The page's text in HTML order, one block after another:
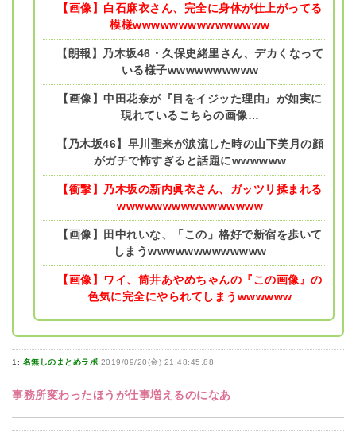
【画像】白石麻衣さん、完全に身体が仕上がってる
模様wwwwwwwwwwwwwww
【朗報】乃木坂46・久保史緒里さん、デカくなって
いる様子wwwwwwwwww
【画像】中田花奈が『目をイジッた理由』が如実に
現れているこちらの画像…
【乃木坂46】早川聖来が涙流した時の山下美月の顔
がガチで怖すぎると話題にwwwwww
【衝撃】乃木坂の新内眞衣さん、ガッツリ揉まれる
wwwwwwwwwwwwwwww
【画像】田中れいな、「この」格好で新宿を歩いて
しまうwwwwwwwwwwwww
【画像】ワイ、筒井あやめちゃんの『この画像』の
色気に完全にやられてしまうwwwwww
1: 名無しのまとめラボ 2019/09/20(金) 21:48:45.88
事務所変わったほうが仕事増えるのになあ